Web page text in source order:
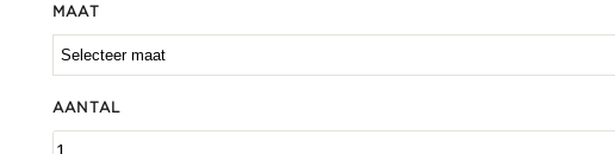
MAAT
AANTAL